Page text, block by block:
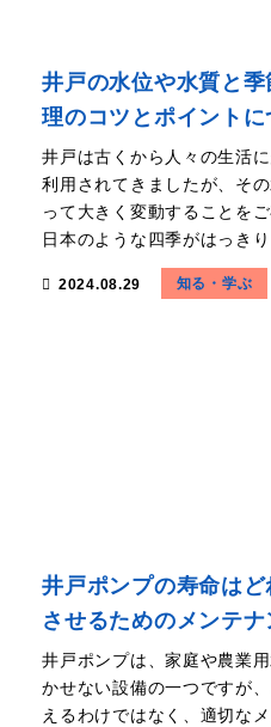
井戸の水位や水質と
理のコツとポイントに
井戸は古くから人々の生活
利用されてきましたが、そ
って大きく変動することを
日本のような四季がはっき
2024.08.29 知る・学ぶ
井戸ポンプの寿命は
させるためのメンテ
井戸ポンプは、家庭や農業
かせない設備の一つですが
えるわけではなく、適切な